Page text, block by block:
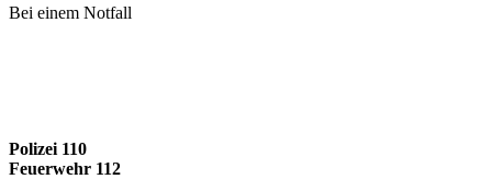
Bei einem Notfall
Polizei 110
Feuerwehr 112